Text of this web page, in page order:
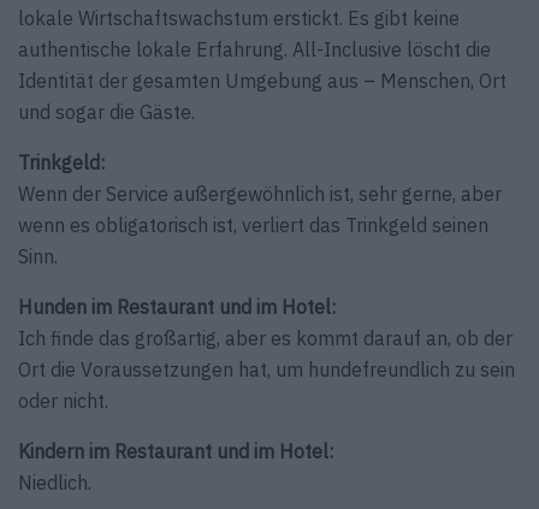
lokale Wirtschaftswachstum erstickt. Es gibt keine
authentische lokale Erfahrung. All-Inclusive löscht die
Identität der gesamten Umgebung aus – Menschen, Ort
und sogar die Gäste.
Trinkgeld:
Wenn der Service außergewöhnlich ist, sehr gerne, aber
wenn es obligatorisch ist, verliert das Trinkgeld seinen
Sinn.
Hunden im Restaurant und im Hotel:
Ich finde das großartig, aber es kommt darauf an, ob der
Ort die Voraussetzungen hat, um hundefreundlich zu sein
oder nicht.
Kindern im Restaurant und im Hotel:
Niedlich.